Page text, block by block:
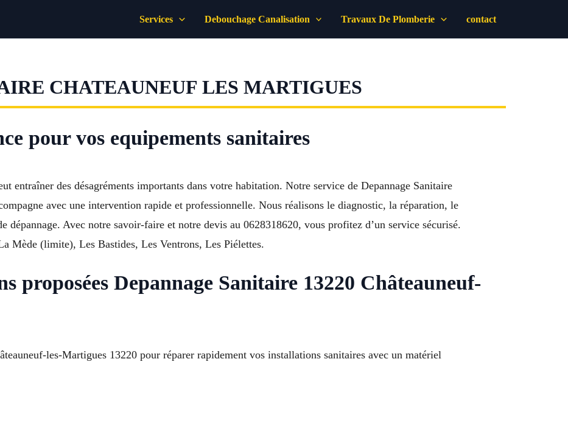
Services Debouchage Canalisation Travaux De Plomberie contact
CHATEAUNEUF LES MARTIGUES
pour vos equipements sanitaires
entraîner des désagréments importants dans votre habitation. Notre service de Depannage Sanitaire
avec une intervention rapide et professionnelle. Nous réalisons le diagnostic, la réparation, le
dépannage. Avec notre savoir-faire et notre devis au 0628318620, vous profitez d’un service sécurisé.
Mède (limite), Les Bastides, Les Ventrons, Les Piélettes.
proposées Depannage Sanitaire 13220 Châteauneuf-
les-Martigues 13220 pour réparer rapidement vos installations sanitaires avec un matériel